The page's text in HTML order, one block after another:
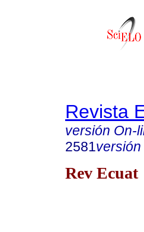
Revista
versión On-
2581
Rev Ecuat